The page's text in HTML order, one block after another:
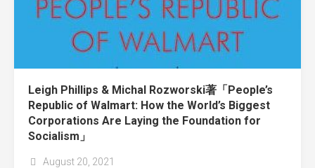
Leigh Phillips & Michal Rozworski著「People’s
Republic of Walmart: How the World’s Biggest
Corporations Are Laying the Foundation for
Socialism」
August 20, 2021